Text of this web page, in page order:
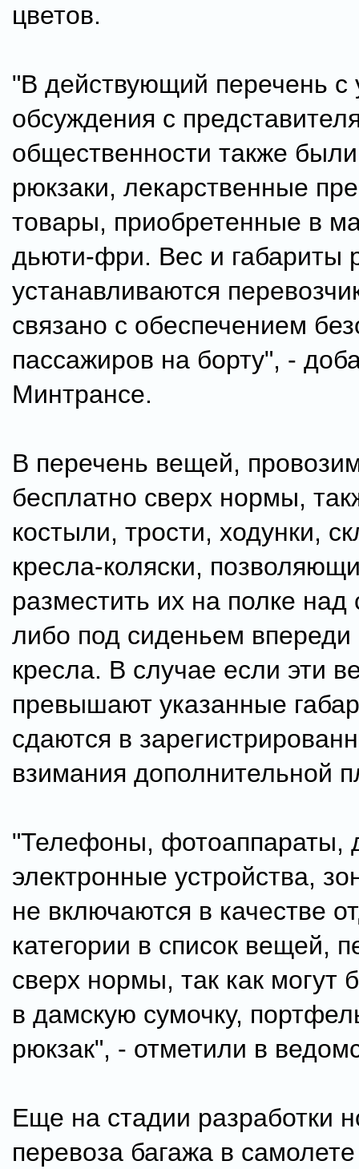
цветов.
"В действующий перечень с
обсуждения с
общественности также
рюкзаки, лекарственные
товары, приобретенные в
дьюти-фри. Вес и габариты
устанавливаются
связано с обеспечением
пассажиров на борту", -
Минтрансе.
В перечень вещей,
бесплатно сверх нормы,
костыли, трости, ходунки,
кресла-коляски,
разместить их на полке
либо под сиденьем впереди
кресла. В случае если эти
превышают указанные
сдаются в
взимания дополнительной
"Телефоны, фотоаппараты,
электронные устройства,
не включаются в качестве
категории в список вещей,
сверх нормы, так как могут
в дамскую сумочку,
рюкзак", - отметили в
Еще на стадии разработки
перевоза багажа в